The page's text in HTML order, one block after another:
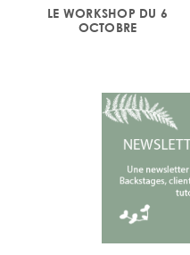
LE WORKSHOP DU 6
OCTOBRE